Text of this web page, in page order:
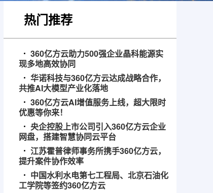
热门推荐
360亿方云助力500强企业晶科能源实
现多地高效协同
华诺科技与360亿方云达成战略合作，
共推AI大模型产业化落地
360亿方云AI增值服务上线，超大限时
优惠等你来！
央企控股上市公司引入360亿方云企业
网盘，搭建智慧协同云平台
江苏霍普律师事务所携手360亿方云，
提升案件协作效率
中国水利水电第七工程局、北京石油化
工学院等签约360亿方云